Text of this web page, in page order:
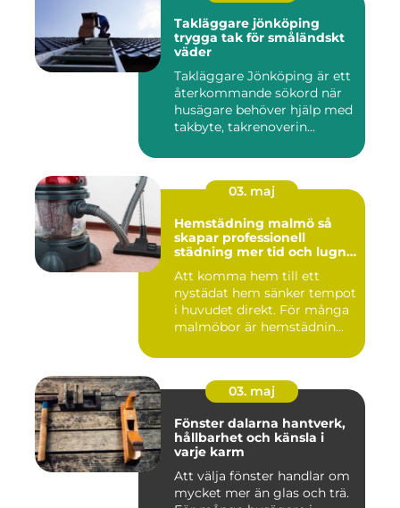
Takläggare jönköping
trygga tak för småländskt
väder
Takläggare Jönköping är ett
återkommande sökord när
husägare behöver hjälp med
takbyte, takrenoverin...
03. maj
Hemstädning malmö så
skapar professionell
städning mer tid och lugn i
Att komma hem till ett
nystädat hem sänker tempot
i huvudet direkt. För många
malmöbor är hemstädnin...
03. maj
Fönster dalarna hantverk,
hållbarhet och känsla i
varje karm
Att välja fönster handlar om
mycket mer än glas och trä.